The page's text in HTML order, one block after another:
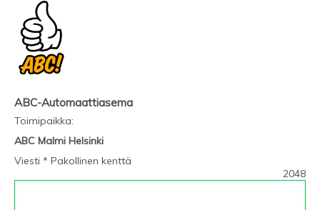
ABC-Automaattiasema
Toimipaikka:
ABC Malmi Helsinki
Viesti * Pakollinen kenttä
2048